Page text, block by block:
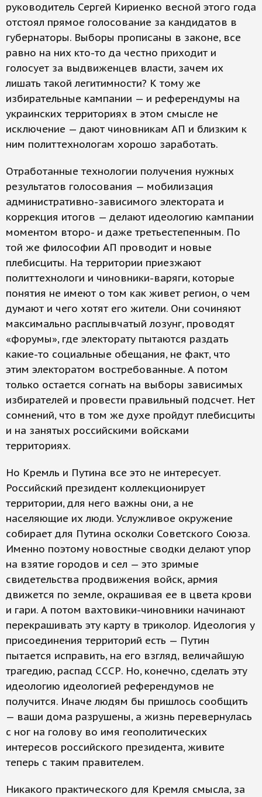
руководитель Сергей Кириенко весной этого года
отстоял прямое голосование за кандидатов в
губернаторы. Выборы прописаны в законе, все
равно на них кто-то да честно приходит и
голосует за выдвиженцев власти, зачем их
лишать такой легитимности? К тому же
избирательные кампании — и референдумы на
украинских территориях в этом смысле не
исключение — дают чиновникам АП и близким к
ним политтехнологам хорошо заработать.
Отработанные технологии получения нужных
результатов голосования — мобилизация
административно-зависимого электората и
коррекция итогов — делают идеологию кампании
моментом второ- и даже третьестепенным. По
той же философии АП проводит и новые
плебисциты. На территории приезжают
политтехнологи и чиновники-варяги, которые
понятия не имеют о том как живет регион, о чем
думают и чего хотят его жители. Они сочиняют
максимально расплывчатый лозунг, проводят
«форумы», где электорату пытаются раздать
какие-то социальные обещания, не факт, что
этим электоратом востребованные. А потом
только остается согнать на выборы зависимых
избирателей и провести правильный подсчет. Нет
сомнений, что в том же духе пройдут плебисциты
и на занятых российскими войсками
территориях.
Но Кремль и Путина все это не интересует.
Российский президент коллекционирует
территории, для него важны они, а не
населяющие их люди. Услужливое окружение
собирает для Путина осколки Советского Союза.
Именно поэтому новостные сводки делают упор
на взятие городов и сел — это зримые
свидетельства продвижения войск, армия
движется по земле, окрашивая ее в цвета крови
и гари. А потом вахтовики-чиновники начинают
перекрашивать эту карту в триколор. Идеология у
присоединения территорий есть — Путин
пытается исправить, на его взгляд, величайшую
трагедию, распад СССР. Но, конечно, сделать эту
идеологию идеологией референдумов не
получится. Иначе людям бы пришлось сообщить
— ваши дома разрушены, а жизнь перевернулась
с ног на голову во имя геополитических
интересов российского президента, живите
теперь с таким правителем.
Никакого практического для Кремля смысла, за